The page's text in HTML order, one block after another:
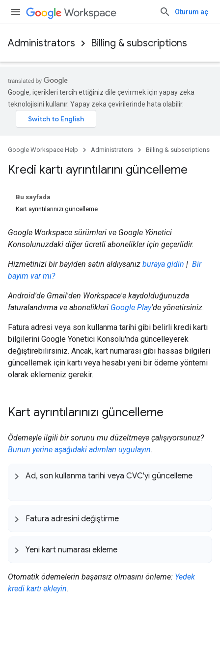
Oturum aç
Administrators Billing & subscriptions
Google, içerikleri tercih ettiğiniz dile çevirmek için yapay zeka
teknolojisini kullanır. Yapay zeka çevirilerinde hata olabilir.
Google Workspace Help Administrators Billing & subscriptions
Kredi kartı ayrıntılarını güncelleme
Bu sayfada
Kart ayrıntılarınızı güncelleme
Google Workspace sürümleri ve Google Yönetici
Konsolunuzdaki diğer ücretli abonelikler için geçerlidir.
Hizmetinizi bir bayiden satın aldıysanız buraya gidin | Bir
bayim var mı?
Android'de Gmail'den Workspace'e kaydolduğunuzda
faturalandırma ve abonelikleri Google Play'de yönetirsiniz.
Fatura adresi veya son kullanma tarihi gibi belirli kredi kartı
bilgilerini Google Yönetici Konsolu'nda güncelleyerek
değiştirebilirsiniz. Ancak, kart numarası gibi hassas bilgileri
güncellemek için kartı veya hesabı yeni bir ödeme yöntemi
olarak eklemeniz gerekir.
Kart ayrıntılarınızı güncelleme
Ödemeyle ilgili bir sorunu mu düzeltmeye çalışıyorsunuz?
Bunun yerine aşağıdaki adımları uygulayın.
Ad, son kullanma tarihi veya CVC'yi güncelleme
Fatura adresini değiştirme
Yeni kart numarası ekleme
Otomatik ödemelerin başarısız olmasını önleme: Yedek
kredi kartı ekleyin.